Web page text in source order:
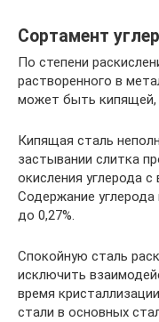
Сортамент
По степени
растворенного в
может быть кипящей,
Кипящая сталь
застывании слит­ка
окисления углерода
Содержание углерода
до 0,27%.
Спокойную сталь
исключить
время
стали в основных